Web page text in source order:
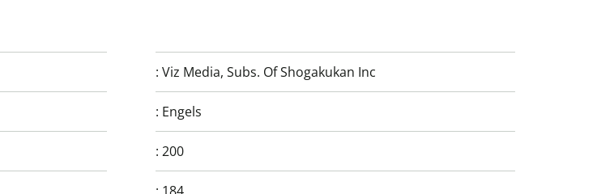
:Viz Media, Subs. Of Shogakukan Inc
: Engels
:200
: 184